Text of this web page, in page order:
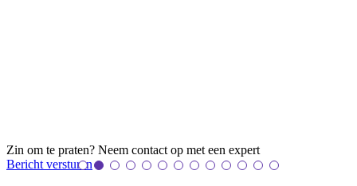
Zin om te praten? Neem contact op met een expert
Bericht versturen